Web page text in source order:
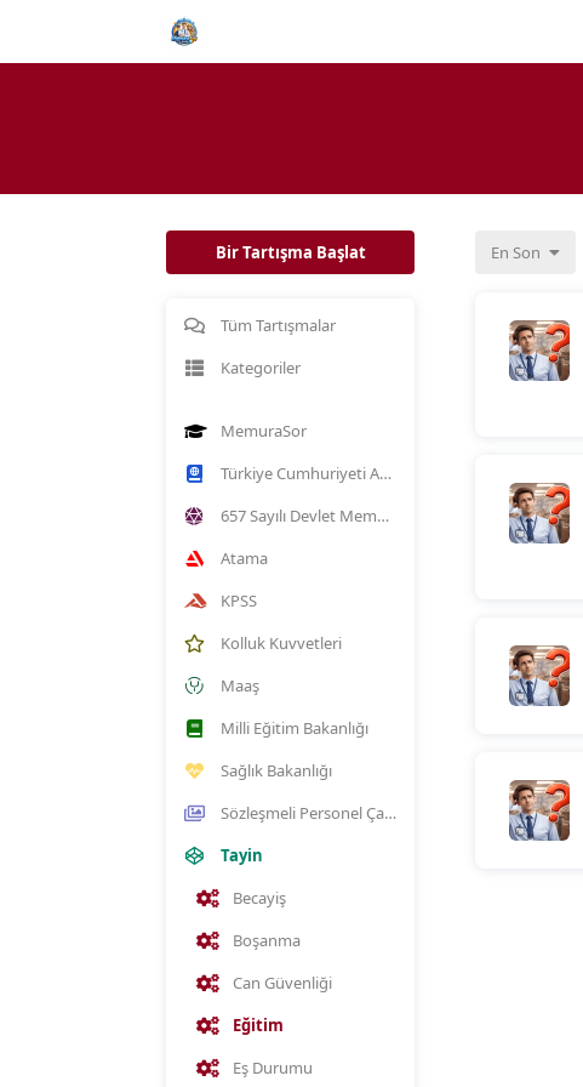
Bir Tartışma Başlat
Tüm Tartışmalar
Kategoriler
MemuraSor
Türkiye Cumhuriyeti Anayasası
657 Sayılı Devlet Memurları Kanunu
Atama
KPSS
Kolluk Kuvvetleri
Maaş
Milli Eğitim Bakanlığı
Sağlık Bakanlığı
Sözleşmeli Personel Çalıştırılmasına İlişkin Esaslar
Tayin
Becayiş
Boşanma
Can Güvenliği
Eğitim
Eş Durumu
En Son